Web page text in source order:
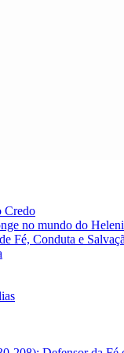
Credo
no mundo do
Fé, Conduta e